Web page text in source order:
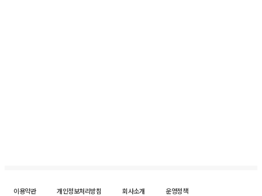
이용약관 개인정보처리방침 회사소개
운영정책